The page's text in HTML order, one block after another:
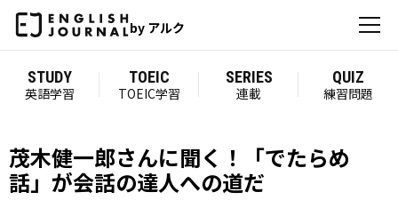
by アルク
STUDY
英語学習
TOEIC
TOEIC学習
SERIES
連載
QUIZ
練習問題
茂木健一郎さんに聞く！「でたらめ
話」が会話の達人への道だ